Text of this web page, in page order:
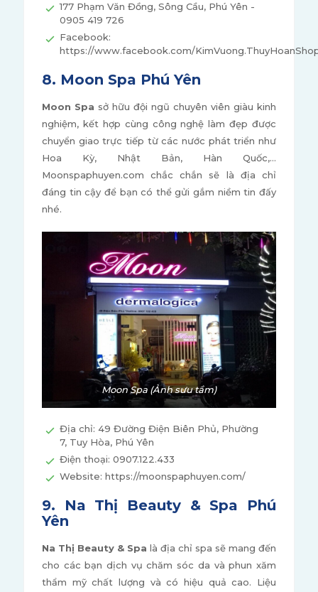
177 Phạm Văn Đồng, Sông Cầu, Phú Yên -
0905 419 726
Facebook:
https://www.facebook.com/
8. Moon Spa Phú Yên
Moon Spa sở hữu đội ngũ chuyên viên giàu kinh
nghiệm, kết hợp cùng công nghệ làm đẹp được
chuyển giao trực tiếp từ các nước phát triển như
Hoa Kỳ, Nhật Bản, Hàn Quốc,…
Moonspaphuyen.com chắc chắn sẽ là địa chỉ
đáng tin cậy để bạn có thể gửi gắm niềm tin đấy
nhé.
Moon Spa (Ảnh sưu tầm)
Địa chỉ: 49 Đường Điện Biên Phủ, Phường
7, Tuy Hòa, Phú Yên
Điện thoại: 0907.122.433
Website: https://moonspaphuyen.com/
9. Na Thị Beauty & Spa Phú
Yên
Na Thị Beauty & Spa là địa chỉ spa sẽ mang đến
cho các bạn dịch vụ chăm sóc da và phun xăm
thẩm mỹ chất lượng và có hiệu quả cao. Liệu